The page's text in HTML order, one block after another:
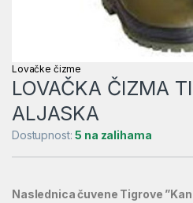
Lovačke čizme
LOVAČKA ČIZMA
ALJASKA
Dostupnost:5 na zalihama
Naslednica čuvene Tigrove